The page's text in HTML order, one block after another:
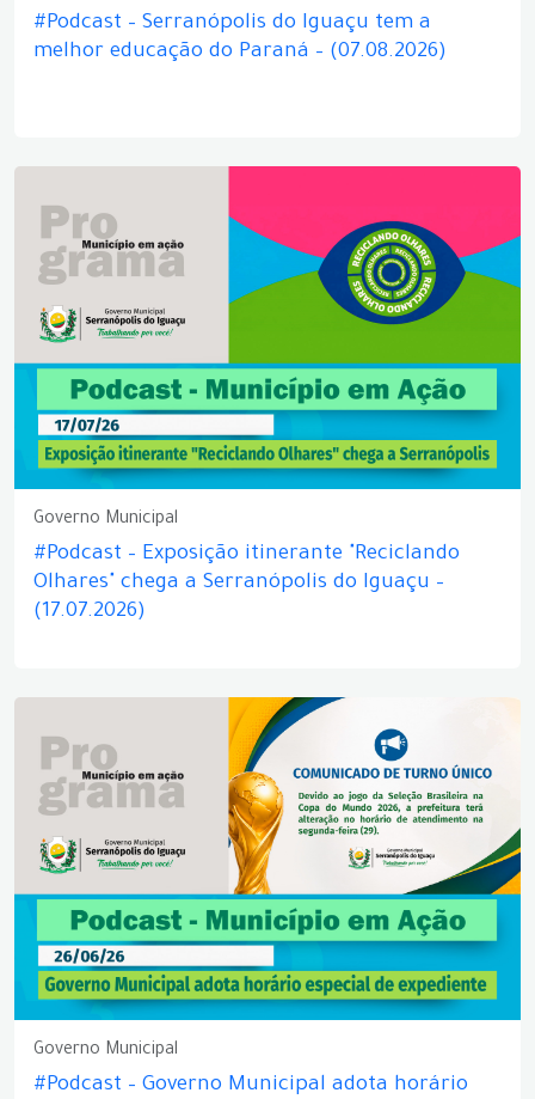
#Podcast – Serranópolis do Iguaçu tem a
melhor educação do Paraná – (07.08.2026)
Governo Municipal
#Podcast – Exposição itinerante "Reciclando
Olhares" chega a Serranópolis do Iguaçu –
(17.07.2026)
Governo Municipal
#Podcast – Governo Municipal adota horário